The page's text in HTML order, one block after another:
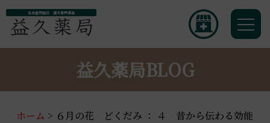
名古屋市緑区 漢方専門薬局
益久薬局BLOG
ホーム > ６月の花 どくだみ ： ４ 昔から伝わる効能